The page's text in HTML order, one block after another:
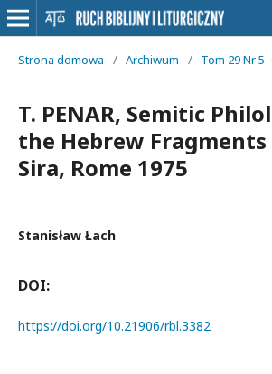
Strona domowa / Archiwum / Tom 29 Nr
T. PENAR, Semitic
the Hebrew Fragments
Sira, Rome 1975
Stanisław Łach
DOI:
https://doi.org/10.21906/rbl.3382